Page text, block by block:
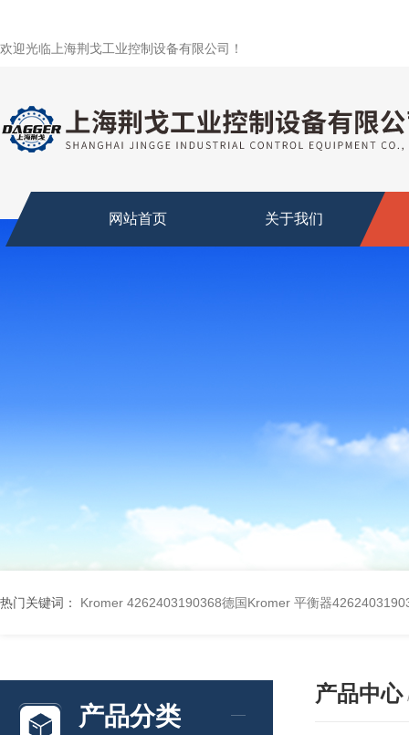
欢迎光临上海荆戈工业控制设备有限公司！
网站首页 关于我们
热门关键词： Kromer 4262403190368德国Kromer 平衡器
产品分类
产品中心